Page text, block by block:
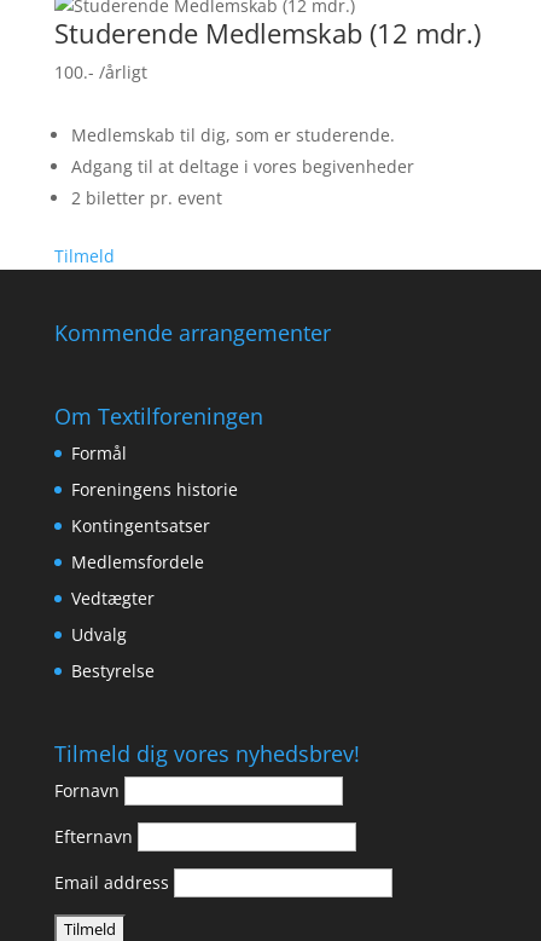
Studerende Medlemskab (12 mdr.)
100.- /årligt
Medlemskab til dig, som er studerende.
Adgang til at deltage i vores begivenheder
2 biletter pr. event
Tilmeld
Kommende arrangementer
Om Textilforeningen
Formål
Foreningens historie
Kontingentsatser
Medlemsfordele
Vedtægter
Udvalg
Bestyrelse
Tilmeld dig vores nyhedsbrev!
Fornavn
Efternavn
Email address